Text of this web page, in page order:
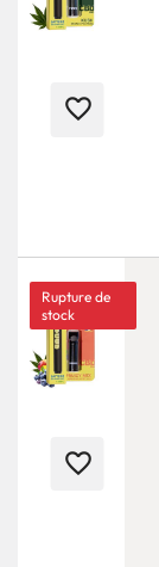
favorite_border
Rupture de
stock
favorite_border